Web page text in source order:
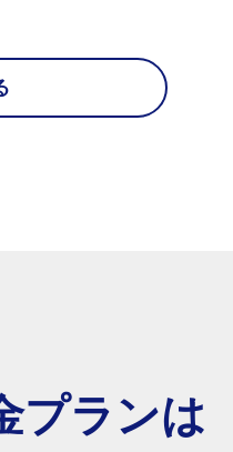
プランは